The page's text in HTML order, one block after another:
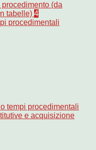
(da
tabelle) 4
procedimentali
tempi procedimentali
e acquisizione